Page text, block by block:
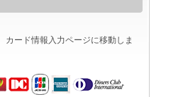
カード情報入力ページに移動しま